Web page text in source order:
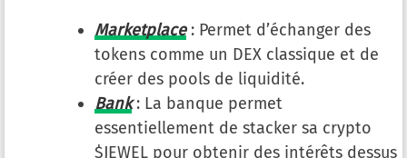
Marketplace: Permet d’échanger des
tokens comme un DEX classique et de
créer des pools de liquidité.
Bank : La banque permet
essentiellement de stacker sa crypto
$JEWEL pour obtenir des intérêts dessus